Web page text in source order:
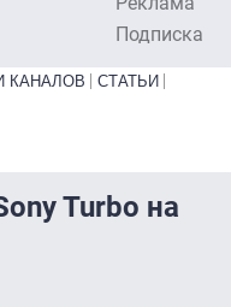
Подписка
КАНАЛОВ
СТАТЬИ
Turbo на